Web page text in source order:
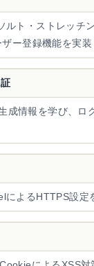
ルト・ストレッチ
ー登録機能を実
成情報を学び、ロ
よるHTTPS設定